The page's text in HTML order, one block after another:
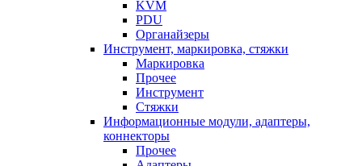
KVM
PDU
Органайзеры
Инструмент, маркировка, стяжки
Маркировка
Прочее
Инструмент
Стяжки
Информационные модули, адаптеры,
коннекторы
Прочее